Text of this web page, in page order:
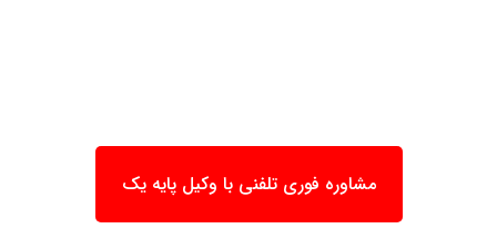
مشاوره فوری تلفنی با وکیل پایه یک